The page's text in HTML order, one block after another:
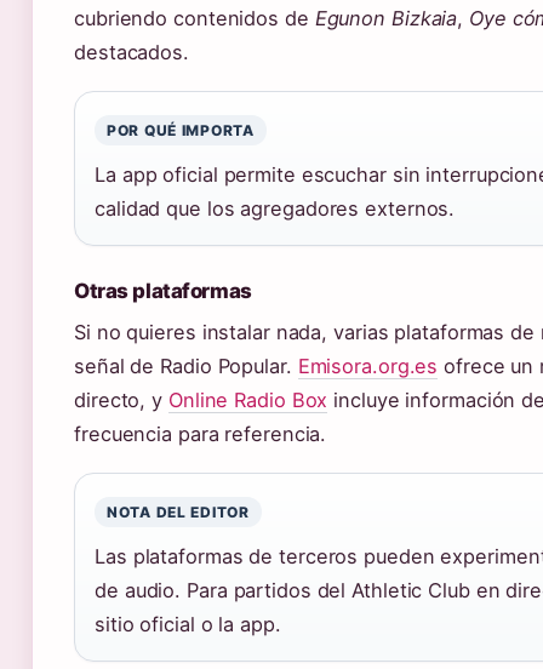
cubriendo contenidos de Egunon Bizkaia, Oye
destacados.
POR QUÉ IMPORTA
La app oficial permite escuchar sin
calidad que los agregadores externos.
Otras plataformas
Si no quieres instalar nada, varias plataformas
señal de Radio Popular. Emisora.org.es ofrece un
directo, y Online Radio Box incluye información
frecuencia para referencia.
NOTA DEL EDITOR
Las plataformas de terceros pueden
de audio. Para partidos del Athletic Club en
sitio oficial o la app.